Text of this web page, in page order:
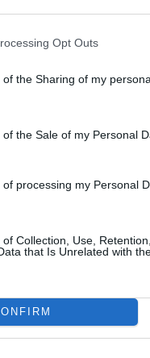
Opt Outs
the Sharing of my
the Sale of my Personal
processing my Personal
Collection, Use,
that Is Unrelated with